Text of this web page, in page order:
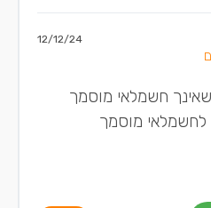
12/12/24
חשמלאי מוסמך
לחשמלאי מוסמך